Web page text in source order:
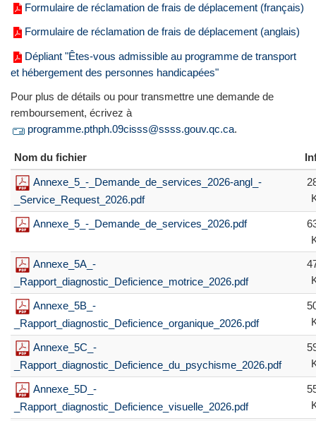
Formulaire de réclamation de frais de déplacement (français)
Formulaire de réclamation de frais de déplacement (anglais)
Dépliant "Êtes-vous admissible au programme de transport
et hébergement des personnes handicapées"
Pour plus de détails ou pour transmettre une demande de
remboursement, écrivez à
programme.pthph.09cisss@ssss.gouv.qc.ca.
Nom du fichier
Annexe_5_-_Demande_de_services_2026-angl_-
_Service_Request_2026.pdf
Annexe_5_-_Demande_de_services_2026.pdf
Annexe_5A_-
_Rapport_diagnostic_Deficience_motrice_2026.pdf
Annexe_5B_-
_Rapport_diagnostic_Deficience_organique_2026.pdf
Annexe_5C_-
_Rapport_diagnostic_Deficience_du_psychisme_2026.pdf
Annexe_5D_-
_Rapport_diagnostic_Deficience_visuelle_2026.pdf